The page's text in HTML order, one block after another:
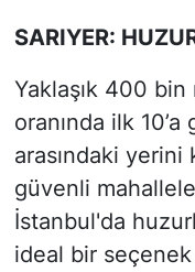
SARIYER:
Yaklaşık 400 bin
oranında ilk
arasındaki
güvenli
İstanbul'da
ideal bir
VİDEO GALERİ
YAŞAM